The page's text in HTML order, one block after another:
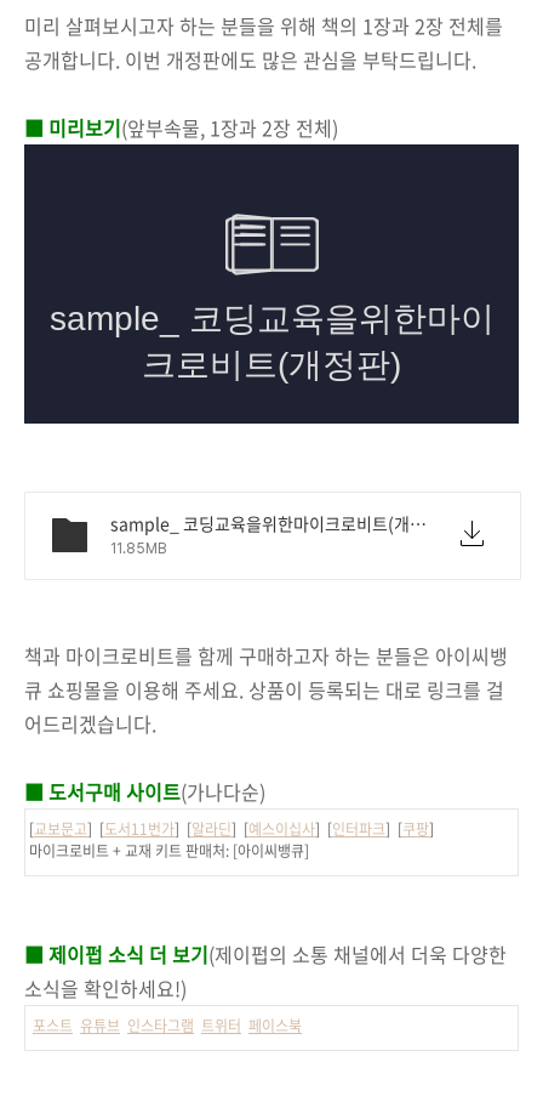
미리 살펴보시고자 하는 분들을 위해 책의 1장과 2장 전체를
공개합니다. 이번 개정판에도 많은 관심을 부탁드립니다.
■ 미리보기(앞부속물, 1장과 2장 전체)
sample_ 코딩교육을위한마이크로비트(개정판).pdf
11.85MB
책과 마이크로비트를 함께 구매하고자 하는 분들은 아이씨뱅
큐 쇼핑몰을 이용해 주세요. 상품이 등록되는 대로 링크를 걸
어드리겠습니다.
■ 도서구매 사이트(가나다순)
[교보문고] [도서11번가] [알라딘] [예스이십사] [인터파크] [쿠팡]
마이크로비트 + 교재 키트 판매처: [아이씨뱅큐]
■ 제이펍 소식 더 보기(제이펍의 소통 채널에서 더욱 다양한
소식을 확인하세요!)
포스트 유튜브 인스타그램 트위터 페이스북